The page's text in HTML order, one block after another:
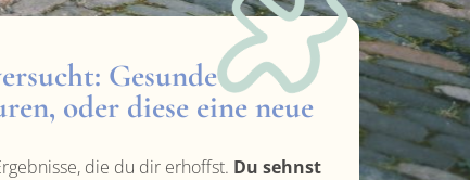
Gesunde
oder diese eine neue
die du dir erhoffst. Du sehnst